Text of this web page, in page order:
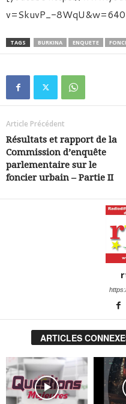
v=SkuvP_-
TAGS BURKINA ENQUETE
Article Précédent
Résultats et rapport de la
Commission d’enquête
parlementaire sur le
foncier urbain – Partie II
ARTICLES